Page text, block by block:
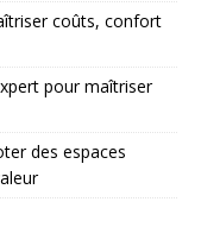
coûts, confort
pour maîtriser
des espaces